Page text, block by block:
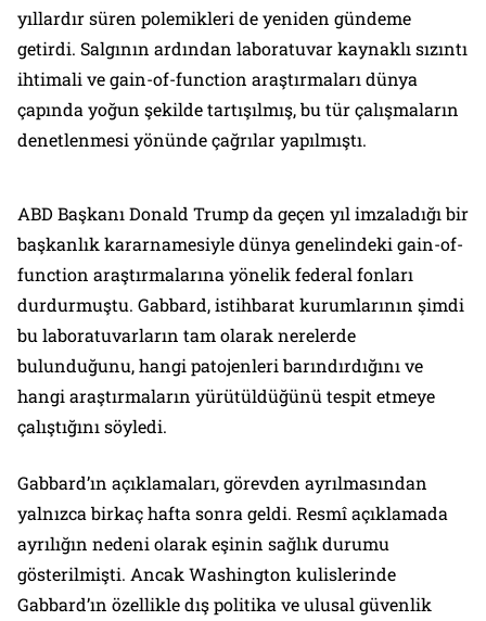
yıllardır süren polemikleri de yeniden gündeme
getirdi. Salgının ardından laboratuvar kaynaklı sızıntı
ihtimali ve gain-of-function araştırmaları dünya
çapında yoğun şekilde tartışılmış, bu tür çalışmaların
denetlenmesi yönünde çağrılar yapılmıştı.
ABD Başkanı Donald Trump da geçen yıl imzaladığı bir
başkanlık kararnamesiyle dünya genelindeki gain-of-
function araştırmalarına yönelik federal fonları
durdurmuştu. Gabbard, istihbarat kurumlarının şimdi
bu laboratuvarların tam olarak nerelerde
bulunduğunu, hangi patojenleri barındırdığını ve
hangi araştırmaların yürütüldüğünü tespit etmeye
çalıştığını söyledi.
Gabbard’ın açıklamaları, görevden ayrılmasından
yalnızca birkaç hafta sonra geldi. Resmî açıklamada
ayrılığın nedeni olarak eşinin sağlık durumu
gösterilmişti. Ancak Washington kulislerinde
Gabbard’ın özellikle dış politika ve ulusal güvenlik